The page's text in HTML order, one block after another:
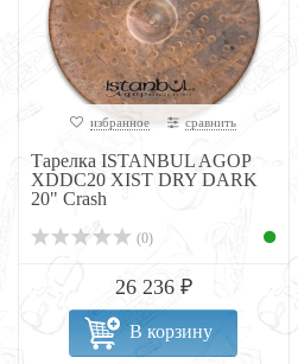
избранное сравнить
Тарелка ISTANBUL AGOP
XDDC20 XIST DRY DARK
20" Crash
(0)
26 236 ₽
В корзину